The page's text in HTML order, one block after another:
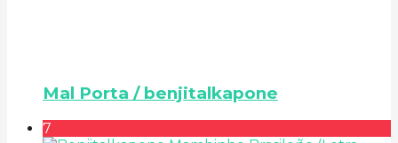
Mal Porta / benjitalkapone
7